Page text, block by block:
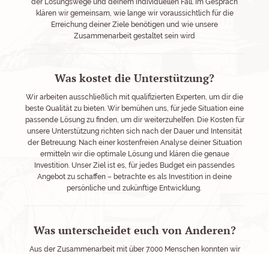
der Lösungswege und deinem individuellen Fall. Im Gespräch
klären wir gemeinsam, wie lange wir voraussichtlich für die
Erreichung deiner Ziele benötigen und wie unsere
Zusammenarbeit gestaltet sein wird
Was kostet die Unterstützung?
Wir arbeiten ausschließlich mit qualifizierten Experten, um dir die
beste Qualität zu bieten. Wir bemühen uns, für jede Situation eine
passende Lösung zu finden, um dir weiterzuhelfen. Die Kosten für
unsere Unterstützung richten sich nach der Dauer und Intensität
der Betreuung. Nach einer kostenfreien Analyse deiner Situation
ermitteln wir die optimale Lösung und klären die genaue
Investition. Unser Ziel ist es, für jedes Budget ein passendes
Angebot zu schaffen – betrachte es als Investition in deine
persönliche und zukünftige Entwicklung.
Was unterscheidet euch von Anderen?
Aus der Zusammenarbeit mit über 7.000 Menschen konnten wir